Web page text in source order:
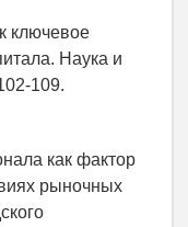
ключевое
Наука и
109.
как фактор
рыночных